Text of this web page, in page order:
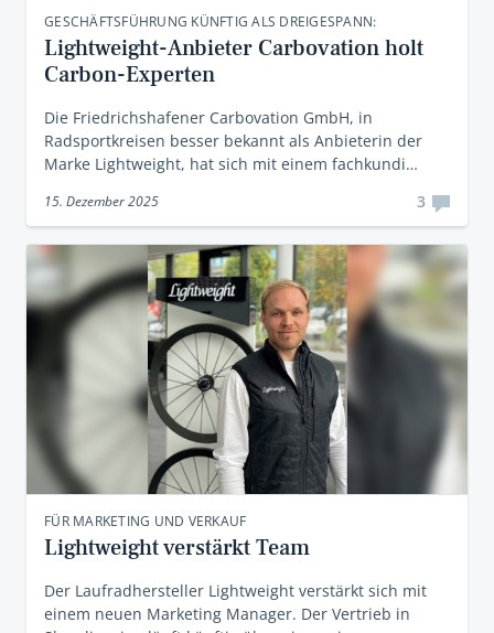
GESCHÄFTSFÜHRUNG KÜNFTIG ALS DREIGESPANN:
Lightweight-Anbieter Carbovation holt
Carbon-Experten
Die Friedrichshafener Carbovation GmbH, in
Radsportkreisen besser bekannt als Anbieterin der
Marke Lightweight, hat sich mit einem fachkundi…
15. Dezember 2025 3
FÜR MARKETING UND VERKAUF
Lightweight verstärkt Team
Der Laufradhersteller Lightweight verstärkt sich mit
einem neuen Marketing Manager. Der Vertrieb in